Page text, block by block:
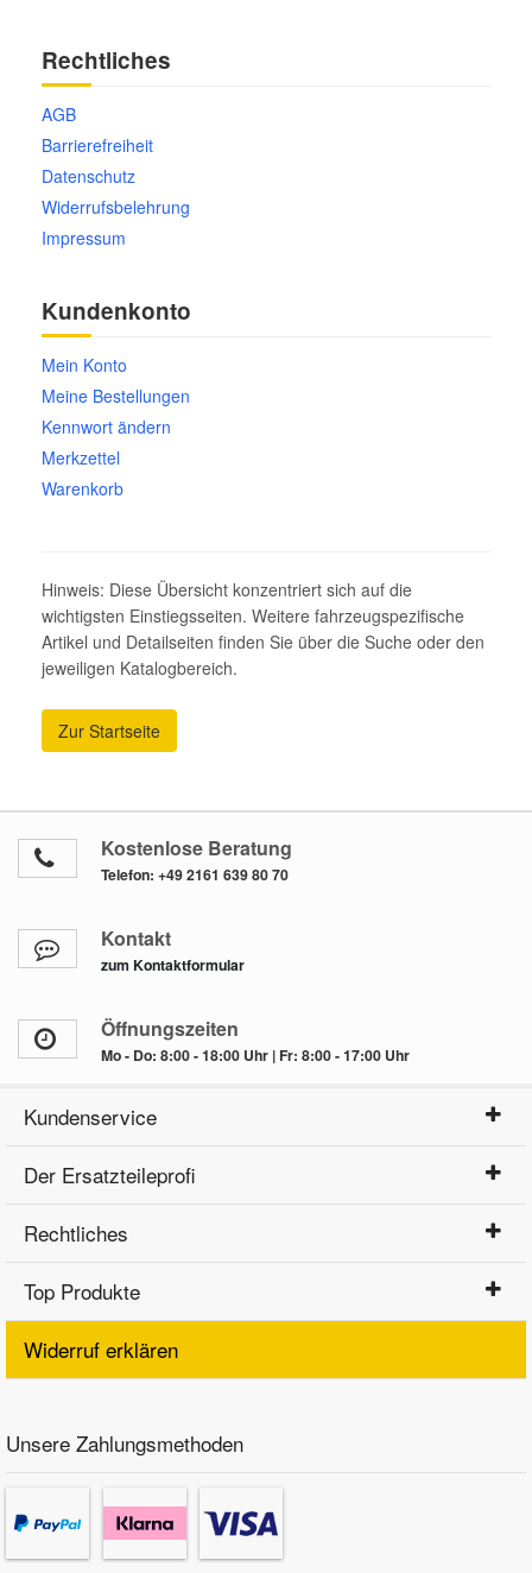
Rechtliches
AGB
Barrierefreiheit
Datenschutz
Widerrufsbelehrung
Impressum
Kundenkonto
Mein Konto
Meine Bestellungen
Kennwort ändern
Merkzettel
Warenkorb
Hinweis: Diese Übersicht konzentriert sich auf die
wichtigsten Einstiegsseiten. Weitere fahrzeugspezifische
Artikel und Detailseiten finden Sie über die Suche oder den
jeweiligen Katalogbereich.
Zur Startseite
Kostenlose Beratung
Telefon: +49 2161 639 80 70
Kontakt
zum Kontaktformular
Öffnungszeiten
Mo - Do: 8:00 - 18:00 Uhr | Fr: 8:00 - 17:00 Uhr
Kundenservice
Der Ersatzteileprofi
Rechtliches
Top Produkte
Widerruf erklären
Unsere Zahlungsmethoden